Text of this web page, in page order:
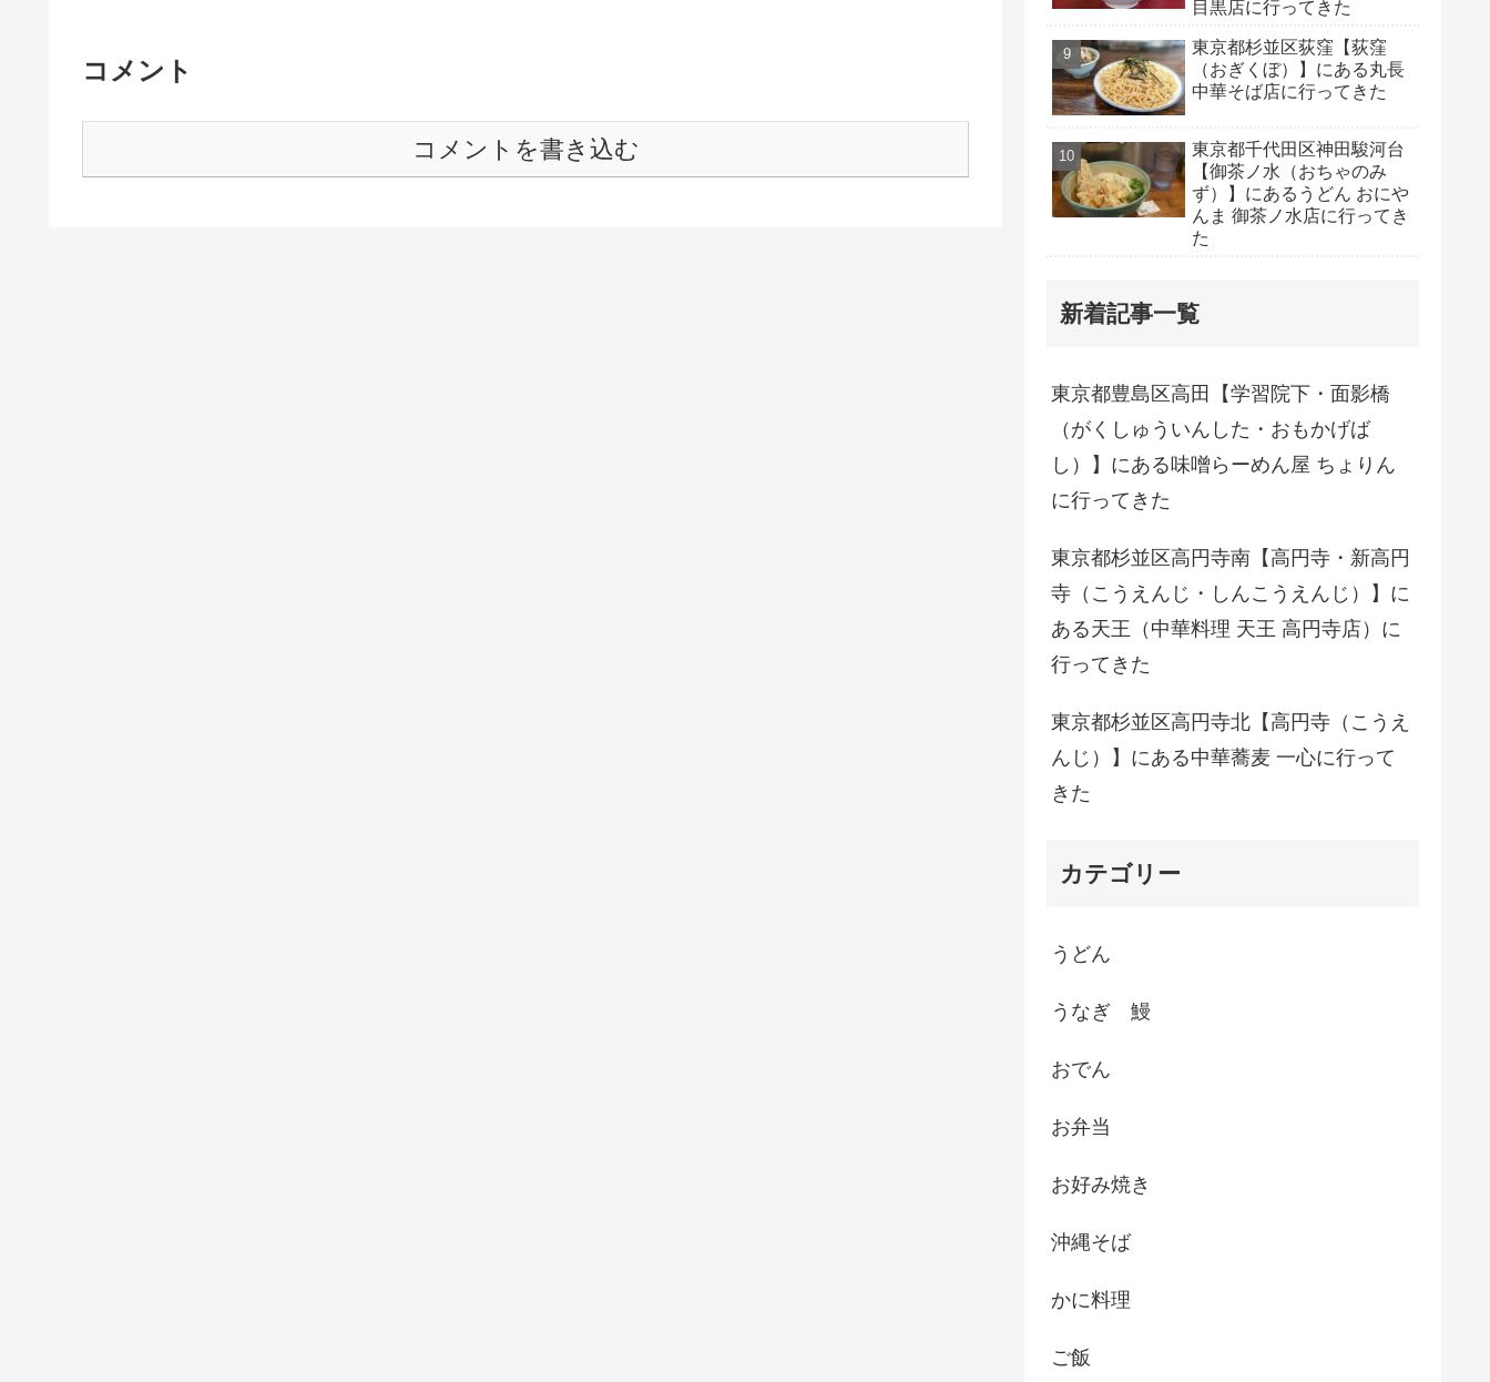
コメント
コメントを書き込む
目黒店に行ってきた
東京都杉並区荻窪【荻窪
（おぎくぼ）】にある丸長
中華そば店に行ってきた
東京都千代田区神田駿河台
【御茶ノ水（おちゃのみ
ず）】にあるうどん おにや
んま 御茶ノ水店に行ってき
た
新着記事一覧
東京都豊島区高田【学習院下・面影橋
（がくしゅういんした・おもかげば
し）】にある味噌らーめん屋 ちょりん
に行ってきた
東京都杉並区高円寺南【高円寺・新高円
寺（こうえんじ・しんこうえんじ）】に
ある天王（中華料理 天王 高円寺店）に
行ってきた
東京都杉並区高円寺北【高円寺（こうえ
んじ）】にある中華蕎麦 一心に行って
きた
カテゴリー
うどん
うなぎ 鰻
おでん
お弁当
お好み焼き
沖縄そば
かに料理
ご飯